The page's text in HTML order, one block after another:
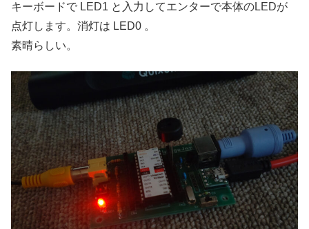
キーボードで LED1 と入力してエンターで本体のLEDが
点灯します。消灯は LED0 。
素晴らしい。